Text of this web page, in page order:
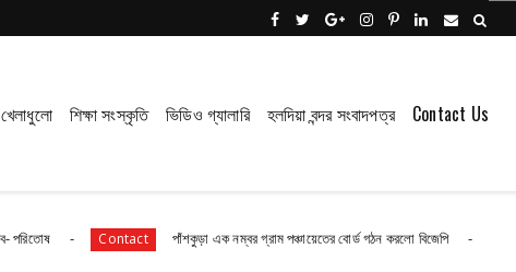
খেলাধুলো শিক্ষা সংস্কৃতি ভিডিও গ্যালারি হলদিয়া বন্দর সংবাদপত্র Contact Us
Contact পাঁশকুড়া এক নম্বর গ্রাম পঞ্চায়েতের বোর্ড গঠন করলো বিজেপি Contact